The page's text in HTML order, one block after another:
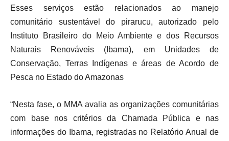
Esses serviços estão relacionados ao manejo
comunitário sustentável do pirarucu, autorizado pelo
Instituto Brasileiro do Meio Ambiente e dos Recursos
Naturais Renováveis (Ibama), em Unidades de
Conservação, Terras Indígenas e áreas de Acordo de
Pesca no Estado do Amazonas
“Nesta fase, o MMA avalia as organizações comunitárias
com base nos critérios da Chamada Pública e nas
informações do Ibama, registradas no Relatório Anual de